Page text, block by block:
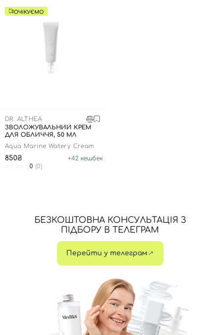
ОЧІКУЄМО
DR. ALTHEA
ЗВОЛОЖУВАЛЬНИЙ КРЕМ
ДЛЯ ОБЛИЧЧЯ, 50 МЛ
Aqua Marine Watery Cream
850₴ +42 кешбек
0 (0)
БЕЗКОШТОВНА КОНСУЛЬТАЦІЯ З
ПІДБОРУ В ТЕЛЕГРАМ
Перейти у телеграм